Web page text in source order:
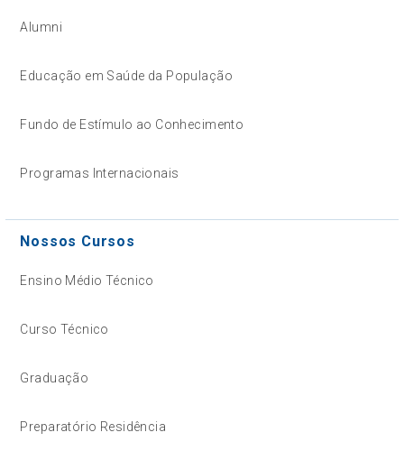
Alumni
Educação em Saúde da População
Fundo de Estímulo ao Conhecimento
Programas Internacionais
Nossos Cursos
Ensino Médio Técnico
Curso Técnico
Graduação
Preparatório Residência